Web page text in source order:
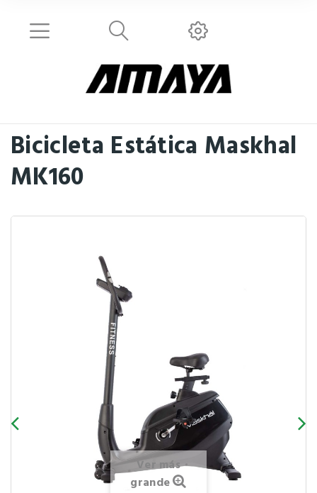
Bicicleta Estática Maskhal
MK160
Ver más
grande